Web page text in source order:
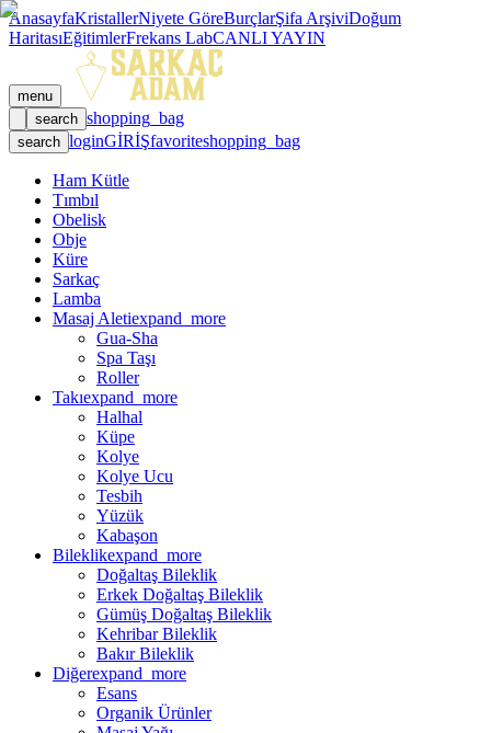
AnasayfaKristallerNiyete GöreBurçlarŞifa ArşiviDoğum
HaritasıEğitimlerFrekans LabCANLI YAYIN
menu
search shopping_bag
search loginGİRİŞfavoriteshopping_bag
Ham Kütle
Tımbıl
Obelisk
Obje
Küre
Sarkaç
Lamba
Masaj Aletiexpand_more
Gua-Sha
Spa Taşı
Roller
Takıexpand_more
Halhal
Küpe
Kolye
Kolye Ucu
Tesbih
Yüzük
Kabaşon
Bileklikexpand_more
Doğaltaş Bileklik
Erkek Doğaltaş Bileklik
Gümüş Doğaltaş Bileklik
Kehribar Bileklik
Bakır Bileklik
Diğerexpand_more
Esans
Organik Ürünler